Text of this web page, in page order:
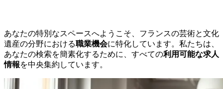
あなたの特別なスペースへようこそ、フランスの芸術と文化
遺産の分野における職業機会に特化しています。私たちは、
あなたの検索を簡素化するために、すべての利用可能な求人
情報を中央集約しています。